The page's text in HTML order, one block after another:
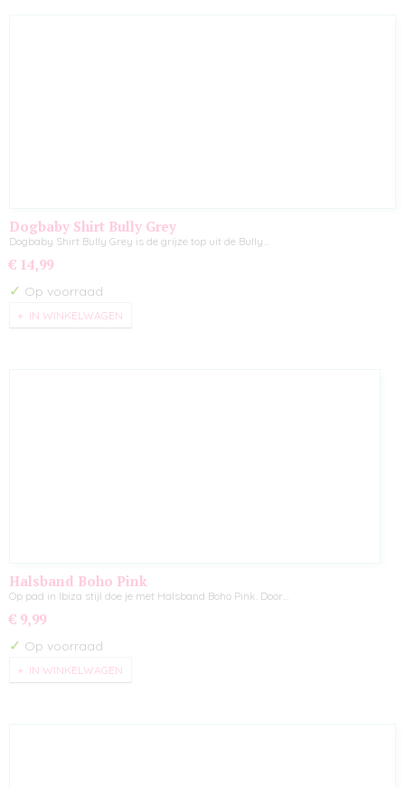
Dogbaby Shirt Bully Grey
Dogbaby Shirt Bully Grey is de grijze top uit de Bully…
€ 14,99
✓ Op voorraad
IN WINKELWAGEN
Halsband Boho Pink
Op pad in Ibiza stijl doe je met Halsband Boho Pink. Door…
€ 9,99
✓ Op voorraad
IN WINKELWAGEN